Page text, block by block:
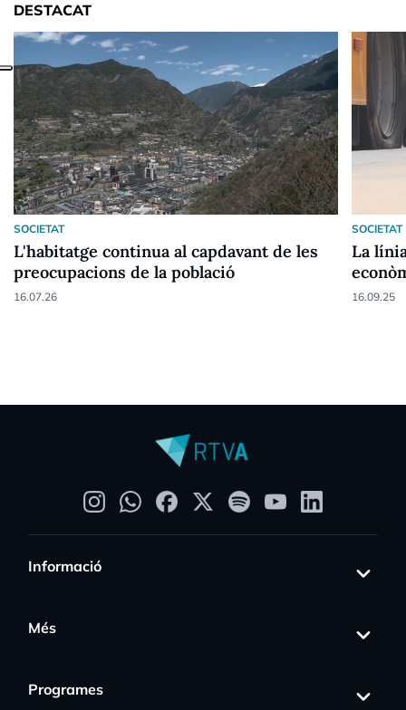
DESTACAT
SOCIETAT
L'habitatge continua al capdavant de les
preocupacions de la població
16.07.26
SOCIETAT
La
16.09.25
Informació
Més
Programes